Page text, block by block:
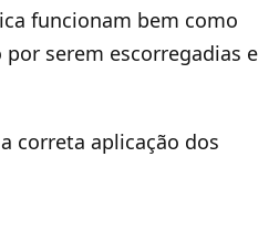
funcionam bem como
serem escorregadias e
correta aplicação dos